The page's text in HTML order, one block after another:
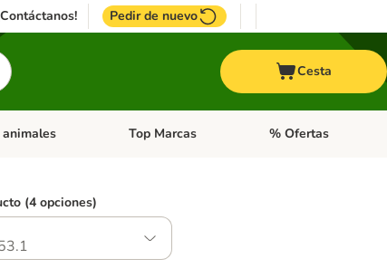
Pedir de nuevo
Cesta
y +
categoria abierto: PájarosMenú de categoria abierto: Otros animales
Top Marcas Menú de categoria
% Ofertas
(4 opciones)